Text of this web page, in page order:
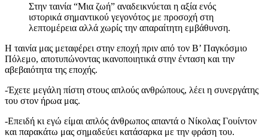
Στην ταινία “Μια ζωή” αναδεικνύεται η αξία ενός
ιστορικά σημαντικού γεγονότος με προσοχή στη
λεπτομέρεια αλλά χωρίς την απαραίτητη εμβάθυνση.
Η ταινία μας μεταφέρει στην εποχή πριν από τον Β’ Παγκόσμιο
Πόλεμο, αποτυπώνοντας ικανοποιητικά στην ένταση και την
αβεβαιότητα της εποχής.
-Έχετε μεγάλη πίστη στους απλούς ανθρώπους, λέει η συνεργάτης
του στον ήρωα μας.
-Επειδή κι εγώ είμαι απλός άνθρωπος απαντά ο Νίκολας Γουίντον
και παρακάτω μας σημαδεύει κατάσαρκα με την φράση του.